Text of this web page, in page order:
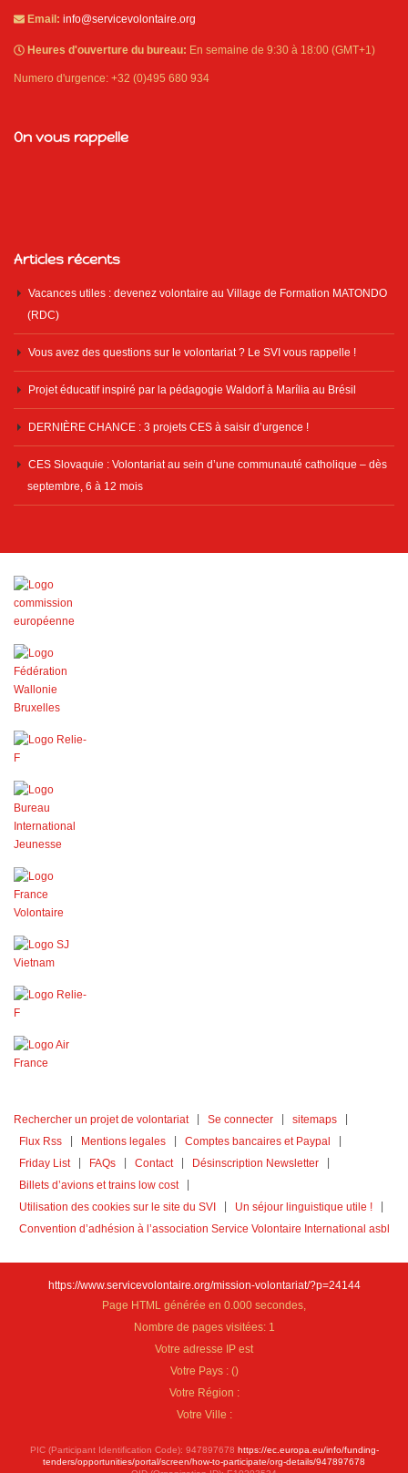
Email: info@servicevolontaire.org
Heures d'ouverture du bureau: En semaine de 9:30 à 18:00 (GMT+1)
Numero d'urgence: +32 (0)495 680 934
On vous rappelle
Articles récents
Vacances utiles : devenez volontaire au Village de Formation MATONDO
(RDC)
Vous avez des questions sur le volontariat ? Le SVI vous rappelle !
Projet éducatif inspiré par la pédagogie Waldorf à Marília au Brésil
DERNIÈRE CHANCE : 3 projets CES à saisir d’urgence !
CES Slovaquie : Volontariat au sein d’une communauté catholique – dès
septembre, 6 à 12 mois
Rechercher un projet de volontariat Se connecter
sitemaps
Flux Rss
Mentions legales
Comptes bancaires et Paypal
Friday List
FAQs Contact
Désinscription Newsletter
Billets d’avions et trains low cost
Utilisation des cookies sur le site du SVI
Un séjour linguistique utile !
Convention d’adhésion à l’association Service Volontaire International asbl
https://www.servicevolontaire.org/mission-volontariat/?p=24144
Page HTML générée en 0.000 secondes,
Nombre de pages visitées: 1
Votre adresse IP est
Votre Pays : ()
Votre Région :
Votre Ville :
PIC (Participant Identification Code): 947897678 https://ec.europa.eu/info/funding-
tenders/opportunities/portal/screen/how-to-participate/org-details/947897678